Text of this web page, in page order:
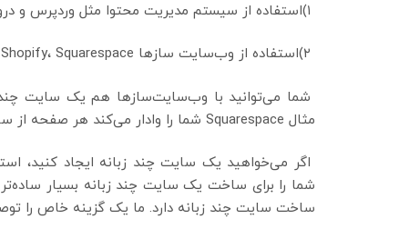
شما می‌توانید با وب‌سایت‌سازها هم یک سایت چند
مثال Squarespace شما را وادار می‌کند هر صفحه از سایت خود را جداگانه ترجمه کنید که کاری وقت‌گیر است.
اگر می‌خواهید یک سایت چند زبانه ایجاد کنید،
شما را برای ساخت یک سایت چند زبانه بسیار
ساخت سایت چند زبانه دارد. ما یک گزینه خاص را